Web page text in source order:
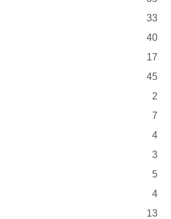
33
40
17
45
2
7
4
3
5
4
13